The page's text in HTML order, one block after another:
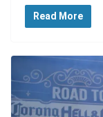
Read More